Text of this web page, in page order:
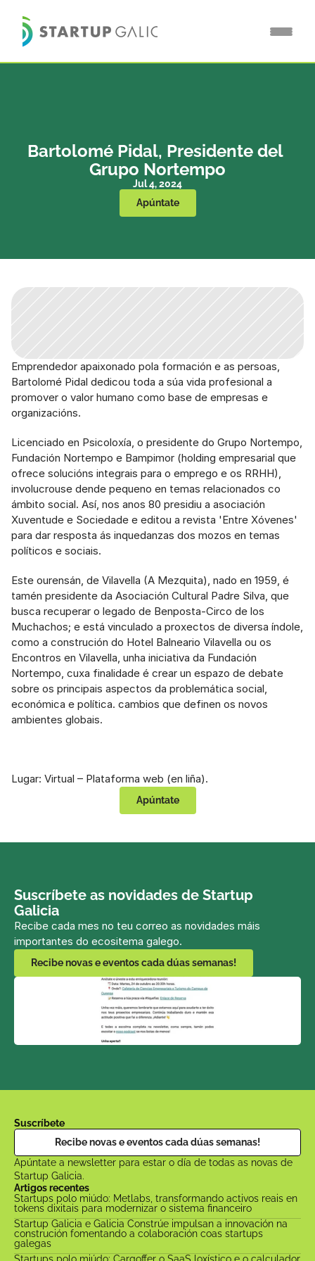
Bartolomé Pidal, Presidente del
Grupo Nortempo
Jul 4, 2024
Apúntate
Emprendedor apaixonado pola formación e as persoas,
Bartolomé Pidal dedicou toda a súa vida profesional a
promover o valor humano como base de empresas e
organizacións.
Licenciado en Psicoloxía, o presidente do Grupo Nortempo,
Fundación Nortempo e Bampimor (holding empresarial que
ofrece solucións integrais para o emprego e os RRHH),
involucrouse dende pequeno en temas relacionados co
ámbito social. Así, nos anos 80 presidiu a asociación
Xuventude e Sociedade e editou a revista 'Entre Xóvenes'
para dar resposta ás inquedanzas dos mozos en temas
políticos e sociais.
Este ourensán, de Vilavella (A Mezquita), nado en 1959, é
tamén presidente da Asociación Cultural Padre Silva, que
busca recuperar o legado de Benposta-Circo de los
Muchachos; e está vinculado a proxectos de diversa índole,
como a construción do Hotel Balneario Vilavella ou os
Encontros en Vilavella, unha iniciativa da Fundación
Nortempo, cuxa finalidade é crear un espazo de debate
sobre os principais aspectos da problemática social,
económica e política. cambios que definen os novos
ambientes globais.
Lugar: Virtual – Plataforma web (en liña).
Apúntate
Suscríbete as novidades de Startup
Galicia
Recibe cada mes no teu correo as novidades máis
importantes do ecositema galego.
Recibe novas e eventos cada dúas semanas!
Artigos recentes
Startups polo miúdo: Metlabs, transformando activos reais en
tokens dixitais para modernizar o sistema financeiro
Startup Galicia e Galicia Constrúe impulsan a innovación na
construción fomentando a colaboración coas startups
galegas
Suscríbete
Recibe novas e eventos cada dúas semanas!
Apúntate a newsletter para estar o día de todas as novas de
Startup Galicia.